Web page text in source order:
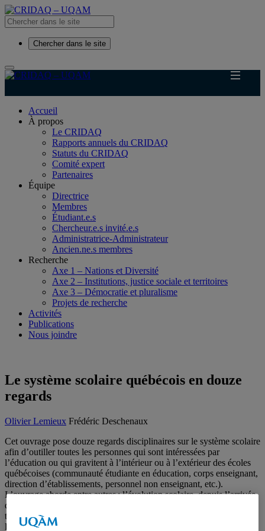
Chercher dans le site
Accueil
À propos
Le CRIDAQ
Rapports annuels du CRIDAQ
Statuts du CRIDAQ
Comité expert
Partenaires
Équipe
Directrice
Membres
Étudiant.e.s
Chercheur.e.s invité.e.s
Administratrice-Administrateur
Ancien.ne.s membres
Recherche
Axe 1 – Nations et Diversité
Axe 2 – Institutions, justice sociale et territoires
Axe 3 – Démocratie et pluralisme
Projets de recherche
Activités
Publications
Nous joindre
Le système scolaire québécois en douze
regards
Olivier Lemieux Frédéric Deschenaux
Cet ouvrage pose douze regards disciplinaires sur le système scolaire
afin d’outiller toutes les personnes qui sont intéressées par
l’éducation ou qui gravitent à l’intérieur ou à l’extérieur des écoles
québécoises (communauté étudiante en éducation, corps enseignant,
direction d’établissements, personnel non enseignant, etc.).
L’ouvrage aborde entre autres : l’évolution scolaire, depuis l’arrivée
des premiers colons en Nouvelle-France jusqu’aux nombreuses
transformations amorcées par la Coalition avenir Québec (CAQ) ;
l’éducation autochtone et sa place au Québec ; le rôle du législateur